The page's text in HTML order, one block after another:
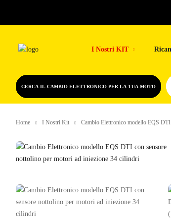
content
I Nostri KIT
CERCA IL CAMBIO ELETTRONICO PER LA TUA MOTO
Home I Nostri Kit Cambio Elettronico modello EQS